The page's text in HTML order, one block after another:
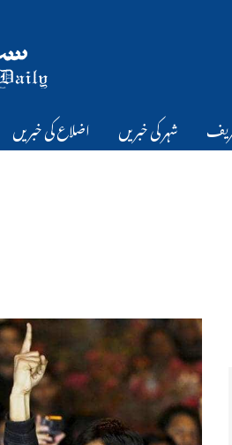
شہر کی خبریں اضلاع کی خبریں